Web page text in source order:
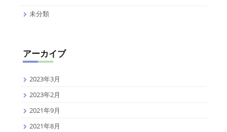
未分類
アーカイブ
2023年3月
2023年2月
2021年9月
2021年8月